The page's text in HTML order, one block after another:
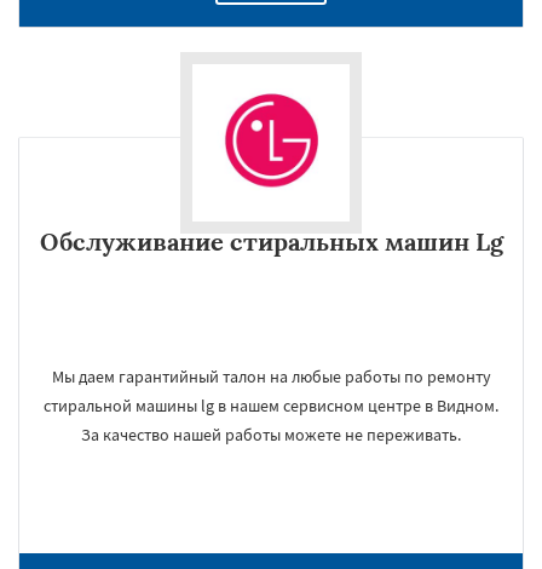
Обслуживание стиральных машин Lg
Мы даем гарантийный талон на любые работы по ремонту
стиральной машины lg в нашем сервисном центре в Видном.
За качество нашей работы можете не переживать.